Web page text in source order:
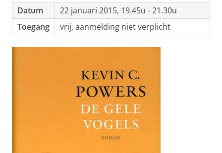
Datum
22 januari 2015, 19.45u - 21.30u
Toegang
vrij, aanmelding niet verplicht